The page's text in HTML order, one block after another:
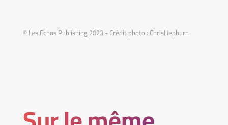
© Les Echos Publishing 2023 - Crédit photo : ChrisHepburn